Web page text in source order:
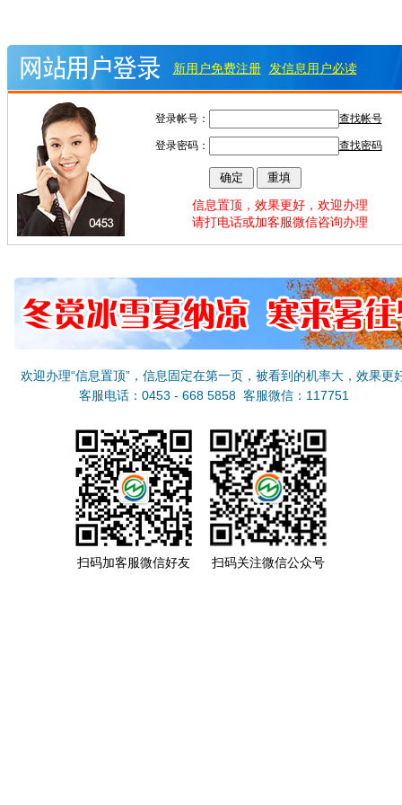
新用户免费注册 发信息用户必读
登录帐号： 查找帐号
登录密码： 查找密码
信息置顶，效果更好，欢迎办理
请打电话或加客服微信咨询办理
欢迎办理“信息置顶”，信息固定在第一页，被看到的机率大，效果更
客服电话：0453 - 668 5858 客服微信：117751
扫码加客服微信好友 扫码关注微信公众号